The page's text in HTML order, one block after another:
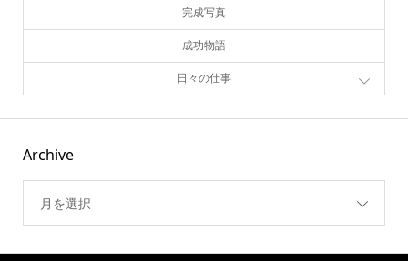
完成写真
成功物語
日々の仕事
Archive
月を選択